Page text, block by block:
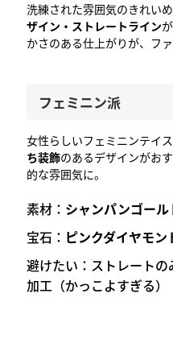
洗練された雰囲気のきれい
ザイン・ストレートライン
かさのある仕上がりが、フ
フェミニン派
女性らしいフェミニンテイ
ち装飾のあるデザインがお
的な雰囲気に。
素材： シャンパンゴー
宝石： ピンクダイヤモン
避けたい：ストレート
加工（かっこよすぎる）